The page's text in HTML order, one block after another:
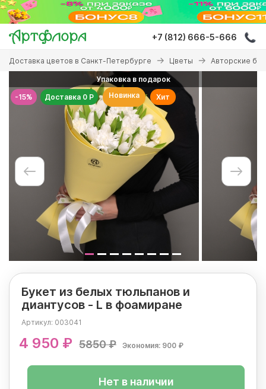
Перейти
основному
содержанию
+7 (812) 666-5-666
Вы
здесь
Доставка цветов в Санкт-Петербурге Цветы Авторские
-15%
Упаковка в подарок
Доставка 0 Р
Новинка Хит
Букет из белых тюльпанов и
диантусов - L в фоамиране
Артикул: 003041
4 950 ₽ 5850 ₽ Экономия: 900 ₽
Нет в наличии